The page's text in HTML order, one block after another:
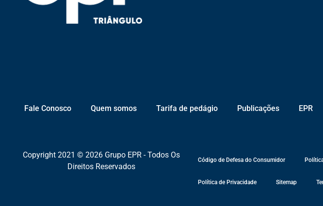
Fale Conosco Quem somos Tarifa de pedágio Publicações EPR
Copyright 2021 © 2026 Grupo EPR - Todos Os
Direitos Reservados
Código de Defesa do Consumidor
Política de Privacidade Sitemap